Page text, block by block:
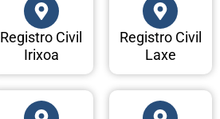
Registro Civil
Irixoa
Registro Civil
Laxe